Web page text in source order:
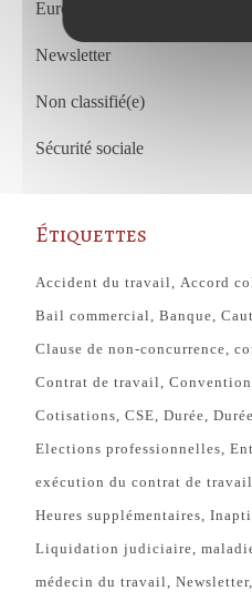
European Court of Justice
Newsletter
Non classifié(e)
Sécurité sociale
Étiquettes
Accident du travail Accord
Bail commercial Banque
Clause de non-concurrence
Contrat de travail
Cotisations CSE Durée
Elections professionnelles
exécution du contrat de
Heures supplémentaires
Liquidation judiciaire
médecin du travail Newsletter